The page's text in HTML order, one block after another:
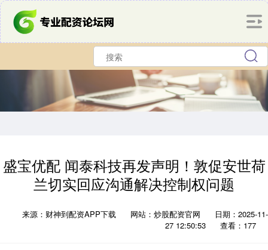
盛宝优配 闻泰科技再发声明！敦促安世荷
兰切实回应沟通解决控制权问题
来源：财神到配资APP下载 网站：炒股配资官网
日期：2025-11-
27 12:50:53
查看：177